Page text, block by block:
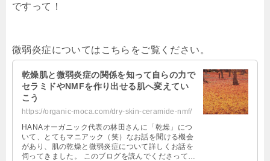
ですって！
微弱炎症についてはこちらをご覧ください。
乾燥肌と微弱炎症の関係を知って自らの力で
セラミドやNMFを作り出せる肌へ変えてい
こう
https://organic-moca.com/dry-skin-ceramide-nmf/
HANAオーガニック代表の林田さんに「乾燥」につ
いて、とてもマニアック（笑）なお話を聞ける機会
があり、肌の乾燥と微弱炎症について詳しくお話を
伺ってきました。 このブログを読んでくださってい